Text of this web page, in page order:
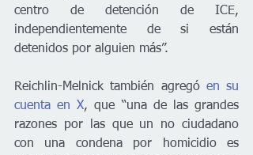
centro de detención de ICE,
independientemente de si están
detenidos por alguien más”.
Reichlin-Melnick también agregó en su
cuenta en X, que “una de las grandes
razones por las que un no ciudadano
con una condena por homicidio es